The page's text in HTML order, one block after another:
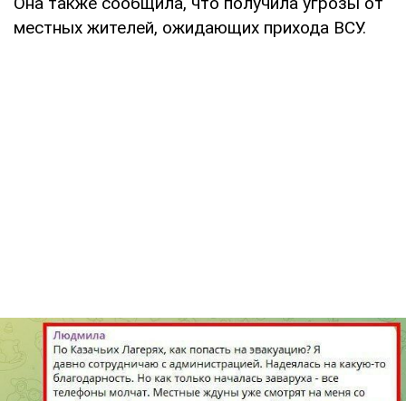
местных жителей, ожидающих прихода ВСУ.